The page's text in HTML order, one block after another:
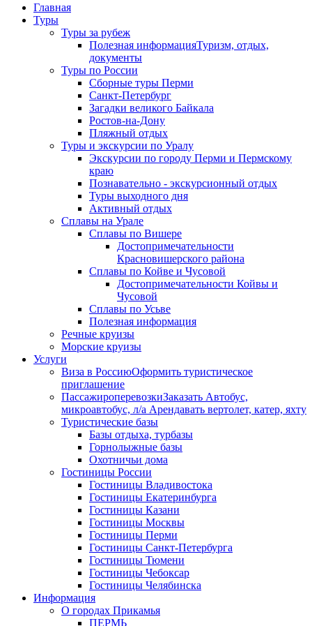
Главная
Туры
Туры за рубеж
Полезная информацияТуризм, отдых,
документы
Туры по России
Сборные туры Перми
Санкт-Петербург
Загадки великого Байкала
Ростов-на-Дону
Пляжный отдых
Туры и экскурсии по Уралу
Экскурсии по городу Перми и Пермскому
краю
Познавательно - экскурсионный отдых
Туры выходного дня
Активный отдых
Сплавы на Урале
Сплавы по Вишере
Достопримечательности
Красновишерского района
Сплавы по Койве и Чусовой
Достопримечательности Койвы и
Чусовой
Сплавы по Усьве
Полезная информация
Речные круизы
Морские круизы
Услуги
Виза в РоссиюОформить туристическое
приглашение
ПассажироперевозкиЗаказать Автобус,
микроавтобус, л/а Арендавать вертолет, катер, яхту
Туристические базы
Базы отдыха, турбазы
Горнолыжные базы
Охотничьи дома
Гостиницы России
Гостиницы Владивостока
Гостиницы Екатеринбурга
Гостиницы Казани
Гостиницы Москвы
Гостиницы Перми
Гостиницы Санкт-Петербурга
Гостиницы Тюмени
Гостиницы Чебоксар
Гостиницы Челябинска
Информация
О городах Прикамья
ПЕРМЬ